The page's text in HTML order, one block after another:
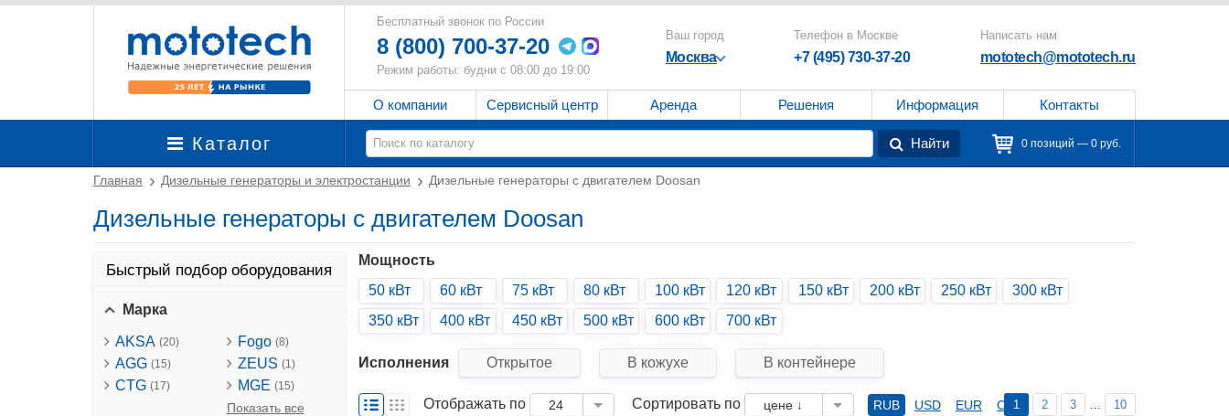
Бесплатный звонок по России
8 (800) 700-37-20
Режим работы: будни с 08:00 до 19:00
Ваш город
Москва
Телефон в Москве
+7 (495) 730-37-20
Написать нам
mototech@mototech.ru
О компании Сервисный центр Аренда Решения Информация Контакты
Каталог Найти 0 позиций — 0 руб.
Главная Дизельные генераторы и электростанции Дизельные генераторы с двигателем Doosan
Дизельные генераторы с двигателем Doosan
Быстрый подбор оборудования
Марка
AKSA (20)
AGG (15)
CTG (17)
Fogo (8)
ZEUS (1)
MGE (15)
Показать все
Мощность
50 кВт
60 кВт 75 кВт 80 кВт 100 кВт 120 кВт 150 кВт 200 кВт 250 кВт
300 кВт
350 кВт
400 кВт 450 кВт 500 кВт 600 кВт 700 кВт
Исполнения Открытое В кожухе В контейнере
Отображать по 24 Сортировать по цене ↓ RUB USD EUR CNY
1 2 3 … 10